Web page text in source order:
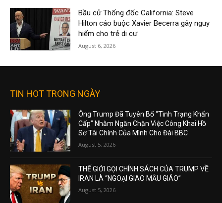
Bầu cử Thống đốc California: Steve
Hilton cáo buộc Xavier Becerra gây nguy
hiểm cho trẻ di cư
August 6, 2026
TIN HOT TRONG NGÀY
Ông Trump Đã Tuyên Bố “Tình Trạng Khẩn
Cấp” Nhằm Ngăn Chặn Việc Công Khai Hồ
Sơ Tài Chính Của Mình Cho Đài BBC
August 5, 2026
THẾ GIỚI GỌI CHÍNH SÁCH CỦA TRUMP VỀ
IRAN LÀ “NGOẠI GIAO MẪU GIÁO”
August 5, 2026